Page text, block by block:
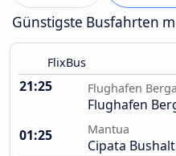
Günstigste Busfahrten
FlixBus
21:25 Flughafen
Flughafen
01:25
Mantua
Cipata